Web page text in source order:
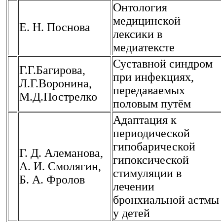
Е. Н. Поснова
Онтология
медицинской
лексики в
медиатексте
Г.Г.Багирова,
Л.Г.Воронина,
М.Д.Пострелко
Суставной синдром
при инфекциях,
передаваемых
половым путём
Г. Д. Алеманова,
А. И. Смолягин,
Б. А. Фролов
Адаптация к
периодической
гипобарической
гипоксической
стимуляции в
лечении
бронхиальной астмы
у детей